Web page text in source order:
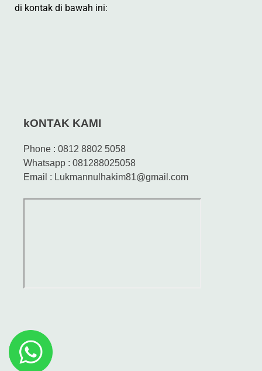
di kontak di bawah ini:
kONTAK KAMI
Phone : 0812 8802 5058
Whatsapp : 081288025058
Email : Lukmannulhakim81@gmail.com